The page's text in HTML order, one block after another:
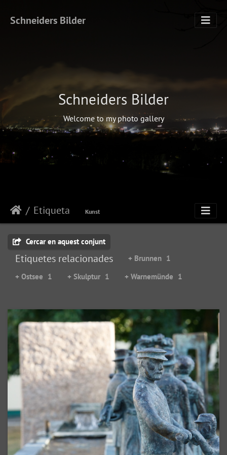
Schneiders Bilder
Schneiders Bilder
Welcome to my photo gallery
Etiqueta Kunst
Cercar en aquest conjunt
Etiquetes relacionades + Brunnen 1
+ Ostsee 1 + Skulptur 1 + Warnemünde 1